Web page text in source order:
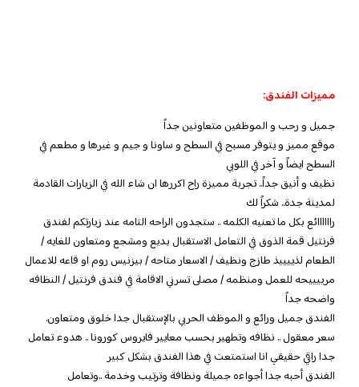
مميزات الفندق:
جميل و رحب و الموظفين متعاونين جداً
موقع مميز و يتوفر مسبح في السطح و ساونا و جيم و غيرها و مطعم في
السطح ايضاً و آخر في اللوبي
نظيف و أنيق جداً.. تجربة مميزة راح اكررها ان شاء الله في الزيارات القادمة
لمدينة جدة.. شكراً لك
راااااائع بكل ما تعنيه الكلمه .. ستجدون الراحه التامه عند زيارتكم لفندق
فرنتيل قمة الذوق في التعامل الاستقبال بديع ومشجع ومتعاون للغايه /
الطعام لذييييذ طازج ونظيف / الاسعار متاحه / بيزنيس روم او قاعه للاعمال
مرييييحه للعمل ومنظمه / مصلى تسرني الاقامة في فندق فرنتيل / النظافه
واضحه جداً
الفندق جميل ورائع و الموظف الحربي بالإستقبال جدا خلوق ومتعاون.
سعر معقول .. نظافه وتطهير بحسب معايير فايروس كورونا .. هدوء تعامل
جدا راقي حقيقي انا استمتعت في هذا الفندق بشكل كبير
الفندق أحبه جدا أجواءه جميلة ونظافة وترتيب وخدمة ..وتعامل